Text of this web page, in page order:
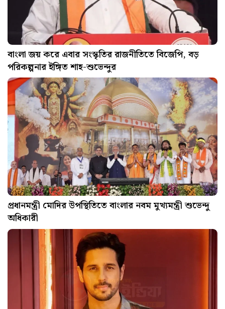
বাংলা জয় করে এবার সংস্কৃতির রাজনীতিতে বিজেপি, বড়
পরিকল্পনার ইঙ্গিত শাহ-শুভেন্দুর
প্রধানমন্ত্রী মোদির উপস্থিতিতে বাংলার নবম মুখ্যমন্ত্রী শুভেন্দু
অধিকারী